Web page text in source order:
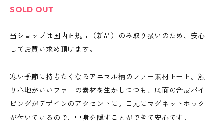
SOLD OUT
当ショップは国内正規品（新品）のみ取り扱いのため、安心
してお買い求め頂けます。
寒い季節に持ちたくなるアニマル柄のファー素材トート。触
り心地がいいファーの素材を生かしつつも、底面の合皮パイ
ピングがデザインのアクセントに。口元にマグネットホック
が付いているので、中身を隠すことができて安心です。